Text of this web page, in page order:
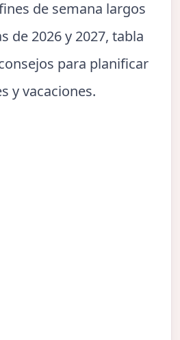
de semana largos
de 2026 y 2027, tabla
para planificar
y vacaciones.